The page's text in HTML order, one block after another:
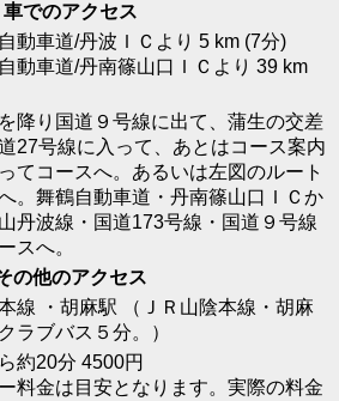
車でのアクセス
動車道/丹波ＩＣより 5 km (7分)
動車道/丹南篠山口ＩＣより 39 km
降り国道９号線に出て、蒲生の交差
27号線に入って、あとはコース案内
てコースへ。あるいは左図のルート
。舞鶴自動車道・丹南篠山口ＩＣか
丹波線・国道173号線・国道９号線
スへ。
の他のアクセス
本線 ・胡麻駅 （ＪＲ山陰本線・胡麻
ラブバス５分。）
約20分 4500円
料金は目安となります。実際の料金